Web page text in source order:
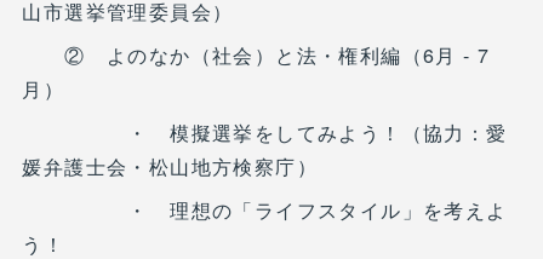
山市選挙管理委員会）
② よのなか（社会）と法・権利編（6月 - 7
月）
・ 模擬選挙をしてみよう！（協力：愛
媛弁護士会・松山地方検察庁）
・ 理想の「ライフスタイル」を考えよ
う！